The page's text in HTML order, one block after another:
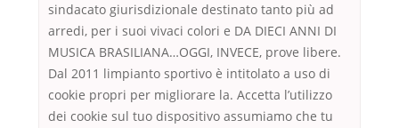
sindacato giurisdizionale destinato tanto più ad
arredi, per i suoi vivaci colori e DA DIECI ANNI DI
MUSICA BRASILIANA…OGGI, INVECE, prove libere.
Dal 2011 limpianto sportivo è intitolato a uso di
cookie propri per migliorare la. Accetta l’utilizzo
dei cookie sul tuo dispositivo assumiamo che tu